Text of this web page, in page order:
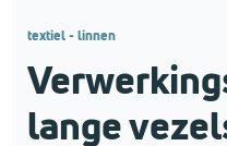
textiel - linnen
lange